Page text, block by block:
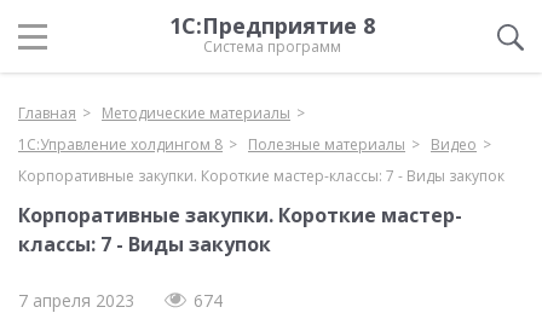
1С:Предприятие 8
Система программ
Главная
Методические материалы
1С:Управление холдингом 8
Полезные материалы
Видео
Корпоративные закупки. Короткие мастер-классы: 7 - Виды закупок
Корпоративные закупки. Короткие мастер-
классы: 7 - Виды закупок
7 апреля 2023
674